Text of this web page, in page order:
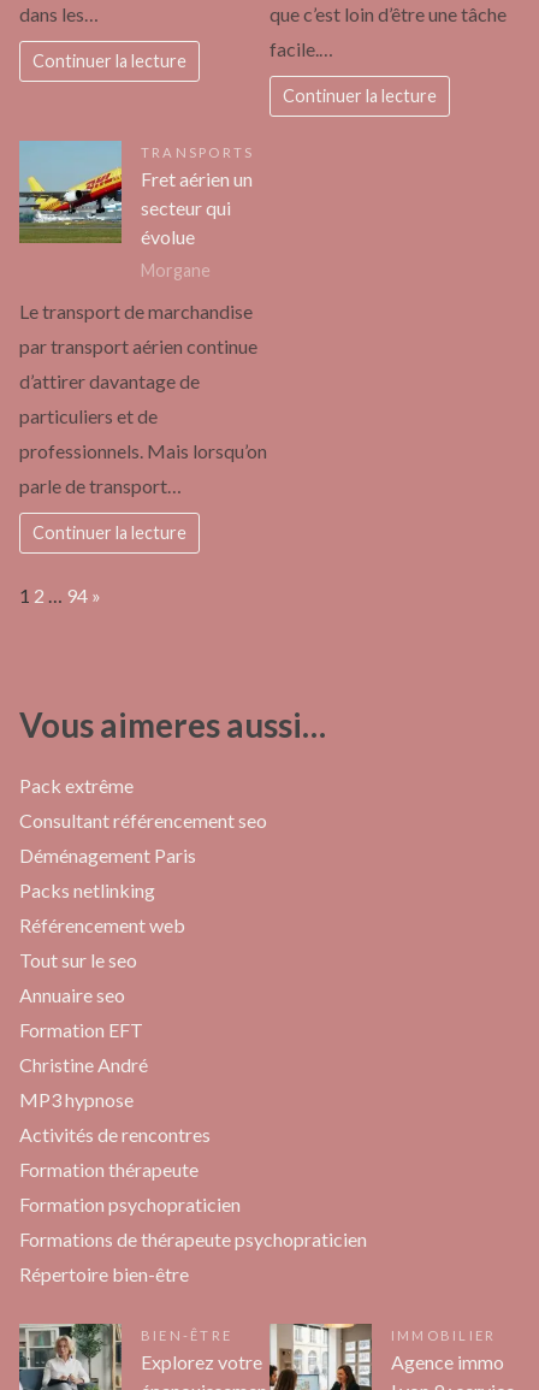
dans les…
Continuer la lecture
que c’est loin d’être une tâche
facile.…
Continuer la lecture
TRANSPORTS
Fret aérien un
secteur qui
évolue
Morgane
Le transport de marchandise
par transport aérien continue
d’attirer davantage de
particuliers et de
professionnels. Mais lorsqu’on
parle de transport…
Continuer la lecture
Page:
1 2 94 Next
»
Vous aimeres aussi…
Pack extrême
Consultant référencement seo
Déménagement Paris
Packs netlinking
Référencement web
Tout sur le seo
Annuaire seo
Formation EFT
Christine André
MP3 hypnose
Activités de rencontres
Formation thérapeute
Formation psychopraticien
Formations de thérapeute psychopraticien
Répertoire bien-être
BIEN-ÊTRE
Explorez votre
IMMOBILIER
Agence immo